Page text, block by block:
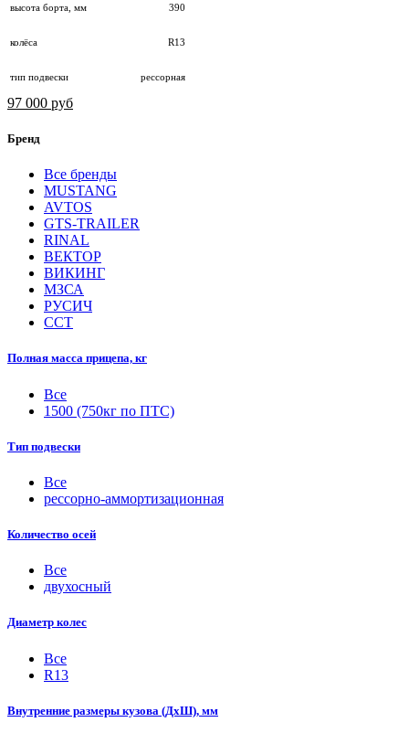
высота борта, мм 390
колёса R13
тип подвески рессорная
97 000 руб
Бренд
Все бренды
MUSTANG
AVTOS
GTS-TRAILER
RINAL
ВЕКТОР
ВИКИНГ
МЗСА
РУСИЧ
ССТ
Полная масса прицепа, кг
Все
1500 (750кг по ПТС)
Тип подвески
Все
рессорно-аммортизационная
Количество осей
Все
двухосный
Диаметр колес
Все
R13
Внутренние размеры кузова (ДхШ), мм